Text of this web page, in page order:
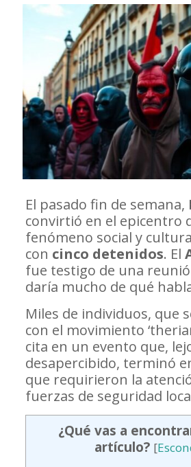
El pasado fin de semana,
convirtió en el epicentro
fenómeno social y
con cinco detenidos. El
fue testigo de una
daría mucho de qué
Miles de individuos, que
con el movimiento
cita en un evento que,
desapercibido, terminó
que requirieron la
fuerzas de seguridad
¿Qué vas a
artículo? [